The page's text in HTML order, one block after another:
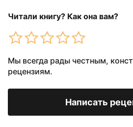
Читали книгу? Как она вам?
Мы всегда рады честным,
рецензиям.
Написать